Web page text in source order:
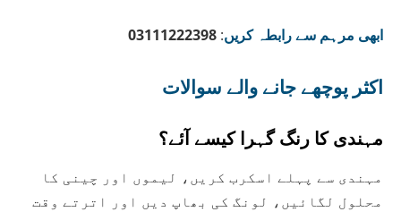
ابھی مرہم سے رابطہ کریں:
03111222398
اکثر پوچھے جانے والے سوالات
مہندی کا رنگ گہرا کیسے آئے؟
مہندی سے پہلے اسکرب کریں، لیموں اور چینی کا
محلول لگائیں، لونگ کی بھاپ دیں اور اترتے وقت